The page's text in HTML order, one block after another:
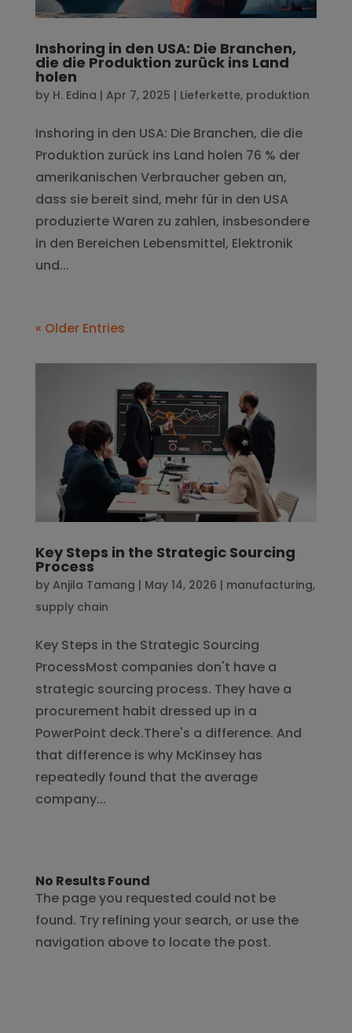
Inshoring in den USA: Die Branchen,
die die Produktion zurück ins Land
holen
by H. Edina | Apr 7, 2025 | Lieferkette, produktion
Inshoring in den USA: Die Branchen, die die
Produktion zurück ins Land holen 76 % der
amerikanischen Verbraucher geben an,
dass sie bereit sind, mehr für in den USA
produzierte Waren zu zahlen, insbesondere
in den Bereichen Lebensmittel, Elektronik
und...
« Older Entries
Key Steps in the Strategic Sourcing
Process
by Anjila Tamang | May 14, 2026 | manufacturing,
supply chain
Key Steps in the Strategic Sourcing
ProcessMost companies don't have a
strategic sourcing process. They have a
procurement habit dressed up in a
PowerPoint deck.There's a difference. And
that difference is why McKinsey has
repeatedly found that the average
company...
No Results Found
The page you requested could not be
found. Try refining your search, or use the
navigation above to locate the post.